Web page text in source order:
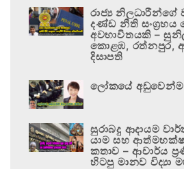
රාජ්‍ය නිලධාරීන්ගේ
දණ්ඩ නීති සංග්‍රහය
අවභාවිතයකි –
කොළඹ, රත්නපුර,
දිසාපති
ලෝකයේ අඩුවෙන්ම
සුරාබදු ආදායම
යාම සහ
කතාව – ආචාර්ය
හිටපු මානව විද්‍යා